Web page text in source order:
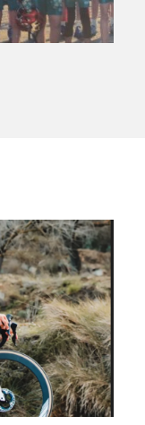
eta zertarako
eta beren
moduari
lehentasunak
ken dezakezu
cookie-
eta
teknologia hori
diguzu.Gehiago